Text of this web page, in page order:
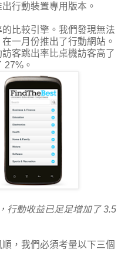
行動裝置專用版本。
比較引擎。我們發現無法
一月份推出了行動網站。
客跳出率比桌機訪客高了
27%。
行動收益已足足增加了 3.5
，我們必須考量以下三個